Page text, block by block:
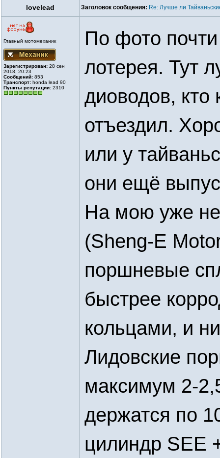
lovelead Заголовок сообщения: Re: Лучше ли
Главный мотомеханик
Зарегистрирован: 28 сен
2018, 20:23
Сообщений: 853
Транспорт: honda lead 90
Пункты репутации: 2310
По фото почти
лотерея. Тут
диоводов,
отъездил.
или у
они ещё
На мою уже
(Sheng-E
поршневые
быстрее
кольцами, и
Лидовские
максимум 2-
держатся по
цилиндр SEE